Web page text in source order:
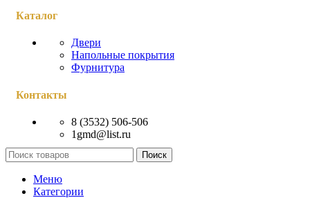
Каталог
Двери
Напольные покрытия
Фурнитура
Контакты
8 (3532) 506-506
1gmd@list.ru
Поиск
Меню
Категории